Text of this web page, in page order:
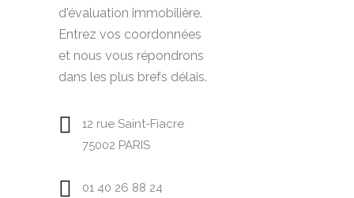
d'évaluation immobilière.
Entrez vos coordonnées
et nous vous répondrons
dans les plus brefs délais.
12 rue Saint-Fiacre
75002 PARIS
01 40 26 88 24